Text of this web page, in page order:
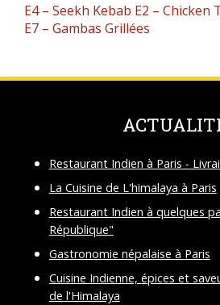
E4 – Seekh Kebab E2 – Chicken
E7 – Gambas Grillées
Restaurant Indien à Paris -
La Cuisine de L'himalaya à Paris
Restaurant Indien à quelques
République"
Gastronomie népalaise à Paris
Cuisine Indienne, épices et
de l'Himalaya